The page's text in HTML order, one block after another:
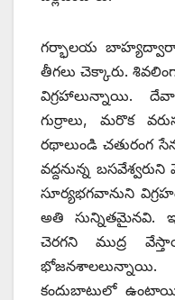
గర్భాలయ
తీగలు చెక్కారు.
విగ్రహాలున్నాయి.
గుర్రాలు, మరొక
రథాలుండి చతురంగ
వద్దనున్న
సూర్యభగవానుని
అతి సున్నితమైనవి.
చెరగని ముద్ర
కందుబాటులో